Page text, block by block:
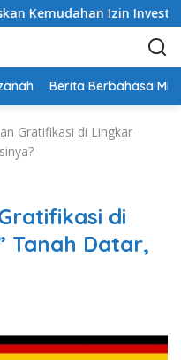
Izin Investor
Berita Berbahasa
Gratifikasi di Lingkar
di
Tanah Datar,